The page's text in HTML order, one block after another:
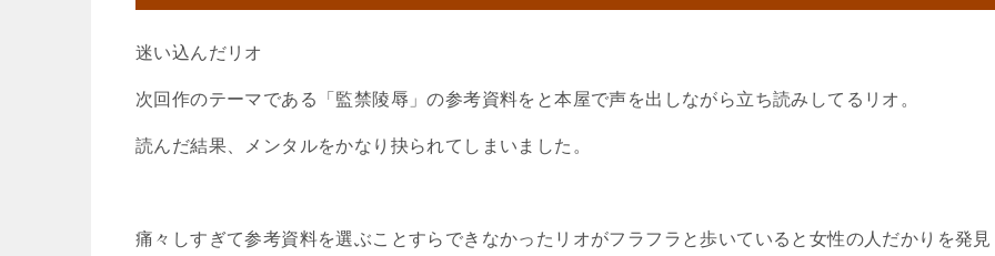
迷い込んだリオ
次回作のテーマである「監禁陵辱」の参考資料をと本屋で声を出しながら立ち読みしてるリオ。
読んだ結果、メンタルをかなり抉られてしまいました。
痛々しすぎて参考資料を選ぶことすらできなかったリオがフラフラと歩いていると女性の人だかりを発見